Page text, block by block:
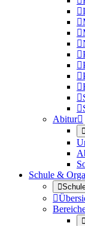










Abitur

Schule &


